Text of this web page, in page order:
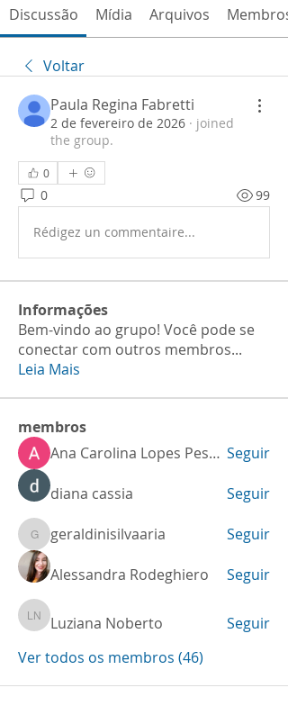
Discussão Mídia Arquivos Membros
Voltar
Paula Regina Fabretti
2 de fevereiro de 2026 · joined
the group.
0
0 99
Rédigez un commentaire...
Informações
Bem-vindo ao grupo! Você pode se
conectar com outros membros...
Leia Mais
membros
Ana Carolina Lopes Pessoa Seguir
diana cassia Seguir
geraldinisilvaaria
geraldinisilvaaria Seguir
Alessandra Rodeghiero Seguir
Luziana Noberto
Luziana Noberto
Seguir
Ver todos os membros (46)